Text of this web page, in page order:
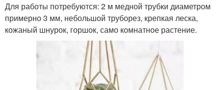
Для работы потребуются: 2 м медной трубки диаметром
примерно 3 мм, небольшой труборез, крепкая леска,
кожаный шнурок, горшок, само комнатное растение.